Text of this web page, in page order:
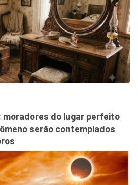
do lugar perfeito
serão contemplados